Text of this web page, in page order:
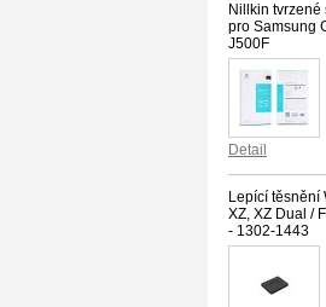
Nillkin tvrzené
pro Samsung
J500F
Detail
Lepící těsnění
XZ, XZ Dual /
- 1302-1443